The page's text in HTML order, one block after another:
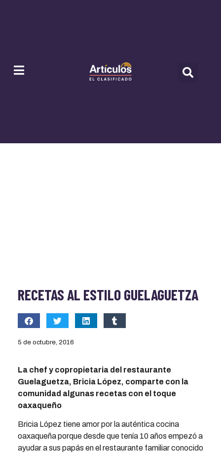
RECETAS AL ESTILO GUELAGUETZA
5 de octubre, 2016
La chef y copropietaria del restaurante
Guelaguetza, Bricia López, comparte con la
comunidad algunas recetas con el toque
oaxaqueño
Bricia López tiene amor por la auténtica cocina
oaxaqueña porque desde que tenía 10 años empezó a
ayudar a sus papás en el restaurante familiar conocido